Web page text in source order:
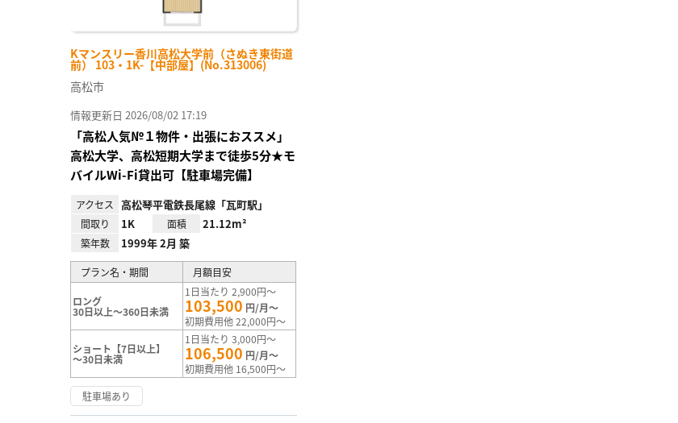
Kマンスリー香川高松大学前（さぬき東街道
前） 103・1K-【中部屋】(No.313006)
高松市
情報更新日 2026/08/02 17:19
「高松人気№１物件・出張におススメ」
高松大学、高松短期大学まで徒歩5分★モ
バイルWi-Fi貸出可【駐車場完備】
アクセス 高松琴平電鉄長尾線「瓦町駅」
間取り 1K 面積 21.12m²
築年数 1999年 2月 築
プラン名・期間 月額目安
ロング
30日以上～360日未満
1日当たり 2,900円～
103,500 円/月～
初期費用他 22,000円～
ショート【7日以上】
～30日未満
1日当たり 3,000円～
106,500 円/月～
初期費用他 16,500円～
駐車場あり